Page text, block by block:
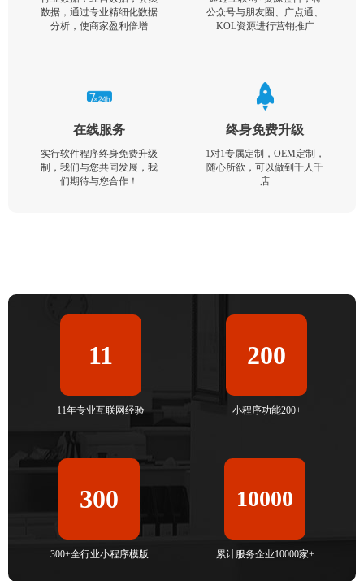
数据，通过专业精细化数据
分析，使商家盈利倍增
公众号与朋友圈、广点通、
KOL资源进行营销推广
在线服务
实行软件程序终身免费升级
制，我们与您共同发展，我
们期待与您合作！
终身免费升级
1对1专属定制，OEM定制，
随心所欲，可以做到千人千
店
11
11年专业互联网经验
200
小程序功能200+
300
300+全行业小程序模版
10000
累计服务企业10000家+